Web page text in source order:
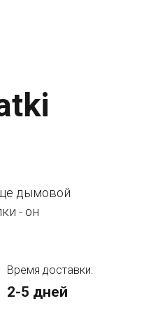
дымовой
- он
Время доставки:
2-5 дней